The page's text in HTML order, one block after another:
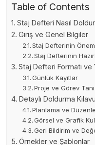
Table of Contents
Staj Defteri Nasıl
Giriş ve Genel Bilgiler
Staj Defterinin
Staj Defterinin
Staj Defteri Formatı ve
Günlük Kayıtlar
Proje ve Görev
Detaylı Doldurma
Planlama ve
Görsel ve Grafik
Geri Bildirim ve
Örnekler ve Şablonlar